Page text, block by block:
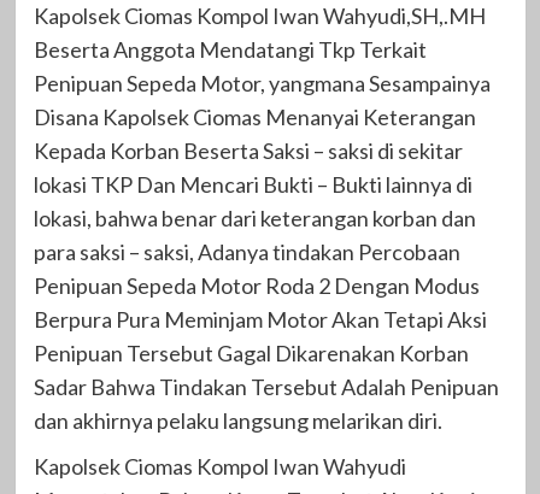
Kapolsek Ciomas Kompol Iwan Wahyudi,SH,.MH
Beserta Anggota Mendatangi Tkp Terkait
Penipuan Sepeda Motor, yangmana Sesampainya
Disana Kapolsek Ciomas Menanyai Keterangan
Kepada Korban Beserta Saksi – saksi di sekitar
lokasi TKP Dan Mencari Bukti – Bukti lainnya di
lokasi, bahwa benar dari keterangan korban dan
para saksi – saksi, Adanya tindakan Percobaan
Penipuan Sepeda Motor Roda 2 Dengan Modus
Berpura Pura Meminjam Motor Akan Tetapi Aksi
Penipuan Tersebut Gagal Dikarenakan Korban
Sadar Bahwa Tindakan Tersebut Adalah Penipuan
dan akhirnya pelaku langsung melarikan diri.
Kapolsek Ciomas Kompol Iwan Wahyudi